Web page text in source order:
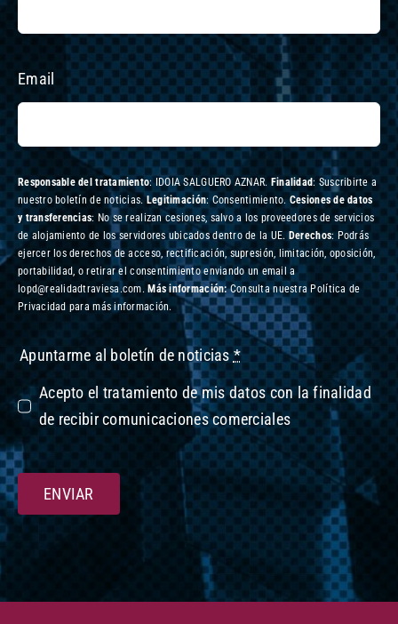
Email
Responsable del tratamiento: IDOIA SALGUERO AZNAR. Finalidad: Suscribirte a
nuestro boletín de noticias.Legitimación: Consentimiento.Cesiones de datos
y transferencias: No se realizan cesiones, salvo a los proveedores de servicios
de alojamiento de los servidores ubicados dentro de la UE. Derechos: Podrás
ejercer los derechos de acceso, rectificación, supresión, limitación, oposición,
portabilidad, o retirar el consentimiento enviando un email a
lopd@realidadtraviesa.com. Más información:Consulta nuestra Política de
Privacidad para más información.
Apuntarme al boletín de noticias*
Acepto el tratamiento de mis datos con la finalidad
de recibir comunicaciones comerciales
ENVIAR